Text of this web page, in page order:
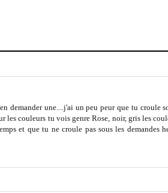
demander une....j'ai un peu peur que tu
les couleurs tu vois genre Rose, noir, gris les
et que tu ne croule pas sous les demandes